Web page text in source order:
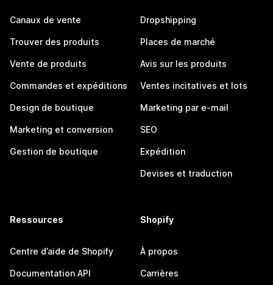
Canaux de vente
Trouver des produits
Vente de produits
Commandes et expéditions
Design de boutique
Marketing et conversion
Gestion de boutique
Dropshipping
Places de marché
Avis sur les produits
Ventes incitatives et lots
Marketing par e-mail
SEO
Expédition
Devises et traduction
Ressources
Centre d’aide de Shopify
Documentation API
Shopify
À propos
Carrières